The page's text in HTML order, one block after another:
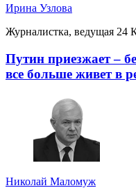
Ирина Узлова
Журналистка, ведущая 24
Путин приезжает –
все больше живет в
Николай Маломуж